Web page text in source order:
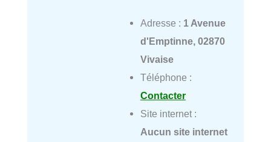
Adresse : 1 Avenue
d'Emptinne, 02870
Vivaise
Téléphone :
Contacter
Site internet :
Aucun site internet